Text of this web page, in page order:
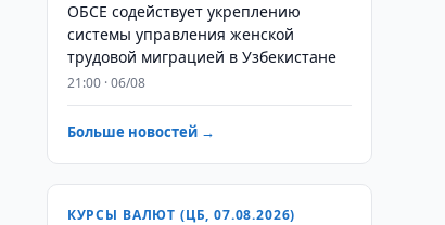
ОБСЕ содействует укреплению
системы управления женской
трудовой миграцией в Узбекистане
21:00 · 06/08
Больше новостей →
КУРСЫ ВАЛЮТ (ЦБ, 07.08.2026)